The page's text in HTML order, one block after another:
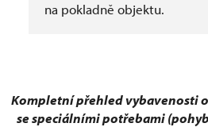
na pokladně objektu.
Kompletní přehled vybavenosti
se speciálními potřebami